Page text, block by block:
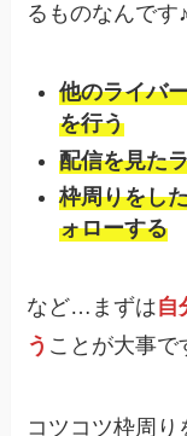
るものなんです♪
他のライバ
を行う
配信を見た
枠周りをし
ォローする
など…まずは自
う ことが大事で
コツコツ枠周